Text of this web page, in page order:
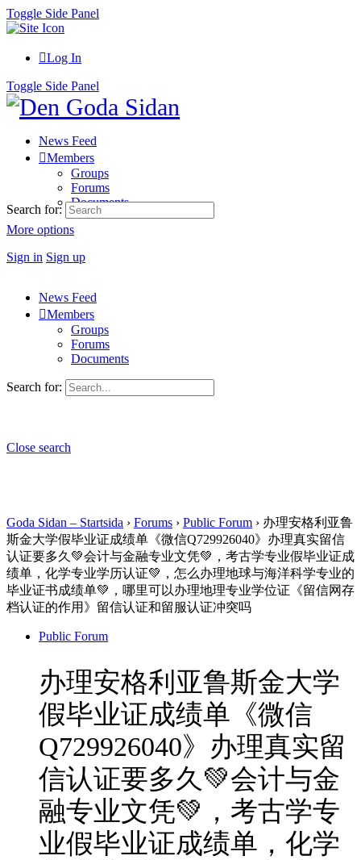
Toggle Side Panel
Log In
Toggle Side Panel
News Feed
Members
Groups
Forums
Documents
More options
Sign in Sign up
Search for:
News Feed
Members
Groups
Forums
Documents
Search for:
Close search
Goda Sidan – Startsida › Forums › Public Forum › 办理安格利亚鲁
斯金大学假毕业证成绩单《微信Q729926040》办理真实留信
认证要多久💚会计与金融专业文凭💚，考古学专业假毕业证成
绩单，化学专业学历认证💚，怎么办理地球与海洋科学专业的
毕业证书成绩单💚，哪里可以办理地理专业学位证《留信网存
档认证的作用》留信认证和留服认证冲突吗
Public Forum
办理安格利亚鲁斯金大学
假毕业证成绩单《微信
Q729926040》办理真实留
信认证要多久💚会计与金
融专业文凭💚，考古学专
业假毕业证成绩单，化学